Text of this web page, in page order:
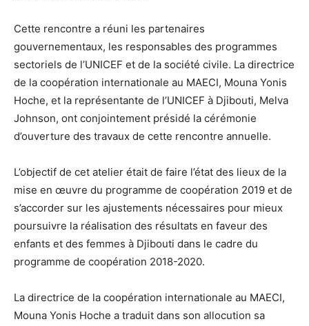
Cette rencontre a réuni les partenaires
gouvernementaux, les responsables des programmes
sectoriels de l’UNICEF et de la société civile. La directrice
de la coopération internationale au MAECI, Mouna Yonis
Hoche, et la représentante de l’UNICEF à Djibouti, Melva
Johnson, ont conjointement présidé la cérémonie
d’ouverture des travaux de cette rencontre annuelle.
L’objectif de cet atelier était de faire l’état des lieux de la
mise en œuvre du programme de coopération 2019 et de
s’accorder sur les ajustements nécessaires pour mieux
poursuivre la réalisation des résultats en faveur des
enfants et des femmes à Djibouti dans le cadre du
programme de coopération 2018-2020.
La directrice de la coopération internationale au MAECI,
Mouna Yonis Hoche a traduit dans son allocution sa